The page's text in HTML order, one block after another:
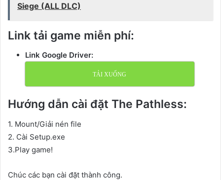
Siege (ALL DLC)
Link tải game miễn phí:
Link Google Driver:
TẢI XUỐNG
Hướng dẫn cài đặt The Pathless:
1. Mount/Giải nén file
2. Cài Setup.exe
3.Play game!
Chúc các bạn cài đặt thành công.